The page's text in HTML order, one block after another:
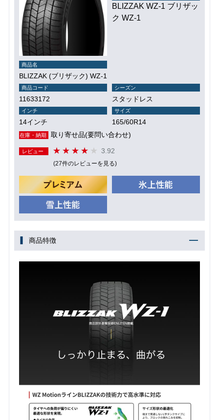
BLIZZAK WZ-1 ブリザッ
ク WZ-1
商品名
BLIZZAK (ブリザック) WZ-1
商品コード
11633172
シーズン
スタッドレス
インチ
14インチ
サイズ
165/60R14
在庫・納期 取り寄せ品(要問い合わせ)
レビュー 3.92
(27件のレビューを見る)
商品特徴